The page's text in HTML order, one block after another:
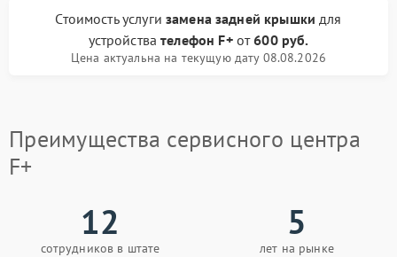
Стоимость услуги замена задней крышки для
устройствателефон F+от600 руб.
Цена актуальна на текущую дату 08.08.2026
Преимущества сервисного центра
F+
12
сотрудников в штате
5
лет на рынке